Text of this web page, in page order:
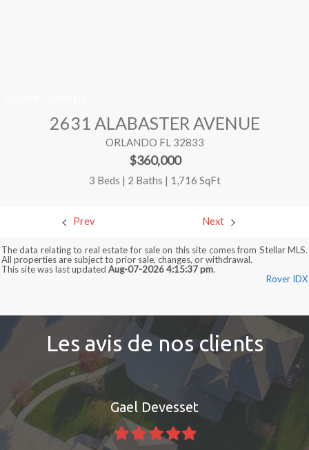
2631 ALABASTER AVENUE
ORLANDO FL 32833
$360,000
3 Beds | 2 Baths | 1,716 SqFt
Prev Next
The data relating to real estate for sale on this site comes from Stellar MLS.
All properties are subject to prior sale, changes, or withdrawal.
This site was last updated Aug-07-2026 4:15:37 pm.
Rover IDX
Les avis de nos clients
Gael Devesset
Filled
star
Filled
star
Filled
star
Filled
star
Filled
star